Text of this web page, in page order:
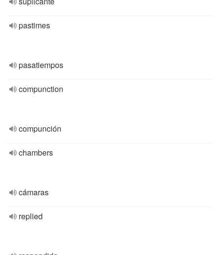
pastimes
pasatiempos
compunction
compunción
chambers
cámaras
replied